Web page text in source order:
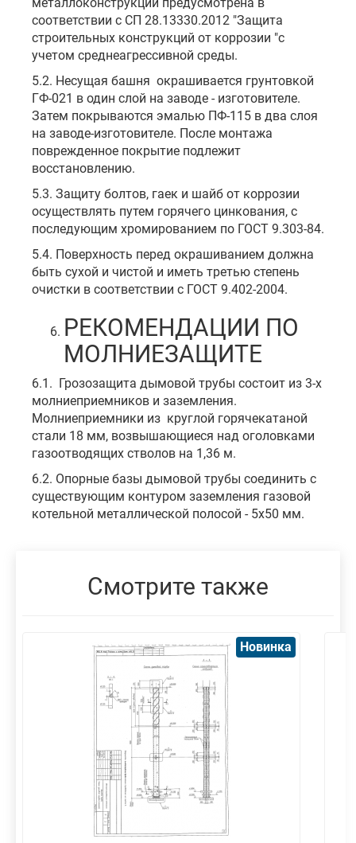
металлоконструкций предусмотрена в
соответствии с СП 28.13330.2012 "Защита
строительных конструкций от коррозии "с
учетом среднеагрессивной среды.
5.2. Несущая башня окрашивается грунтовкой
ГФ-021 в один слой на заводе - изготовителе.
Затем покрываются эмалью ПФ-115 в два слоя
на заводе-изготовителе. После монтажа
поврежденное покрытие подлежит
восстановлению.
5.3. Защиту болтов, гаек и шайб от коррозии
осуществлять путем горячего цинкования, с
последующим хромированием по ГОСТ 9.303-84.
5.4. Поверхность перед окрашиванием должна
быть сухой и чистой и иметь третью степень
очистки в соответствии с ГОСТ 9.402-2004.
РЕКОМЕНДАЦИИ ПО
МОЛНИЕЗАЩИТЕ
6.1. Грозозащита дымовой трубы состоит из 3-х
молниеприемников и заземления.
Молниеприемники из круглой горячекатаной
стали 18 мм, возвышающиеся над оголовками
газоотводящих стволов на 1,36 м.
6.2. Опорные базы дымовой трубы соединить с
существующим контуром заземления газовой
котельной металлической полосой - 5х50 мм.
Смотрите также
Новинка